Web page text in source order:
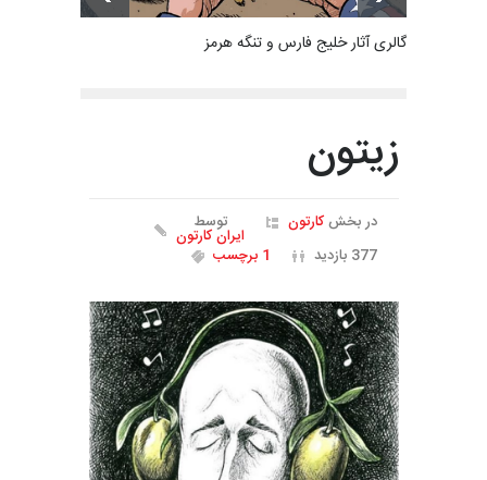
گالری آثار خلیج فارس و تنگه هرمز
زیتون
در بخشکارتون توسط
ایران کارتون
377 بازدید
1 برچسب